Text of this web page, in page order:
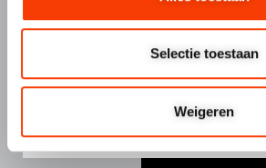
Selectie toestaan
Weigeren
Schrijf u in voor de Hermeta
Wij houden u graag op de hoogte